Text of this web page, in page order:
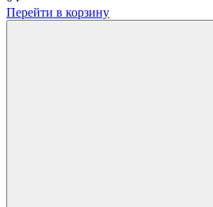
Перейти в корзину